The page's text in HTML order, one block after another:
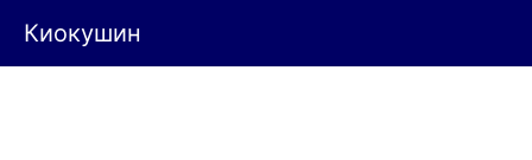
Киокушин